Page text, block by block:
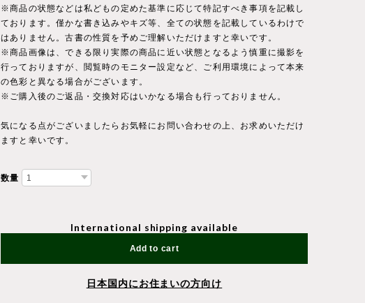
※商品の状態などは私どもの定めた基準に応じて特記すべき事項を記載し
ております。僅かな書き込みやキズ等、全ての状態を記載しているわけで
はありません。古書の性質を予めご理解いただけますと幸いです。
※商品画像は、できる限り実際の商品に近い状態となるよう慎重に撮影を
行っておりますが、閲覧時のモニター設定など、ご利用環境によって本来
の色彩と異なる場合がございます。
※ご購入後のご返品・交換対応はいかなる場合も行っておりません。
気になる点がございましたらお気軽にお問い合わせの上、お求めいただけ
ますと幸いです。
数量
International shipping available
Add to cart
日本国内にお住まいの方向け